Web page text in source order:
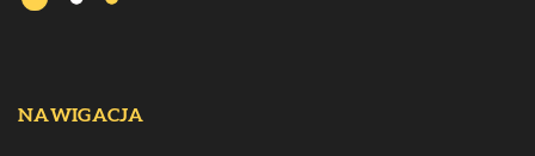
NAWIGACJA